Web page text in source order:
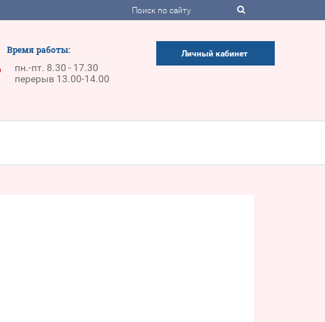
Время работы:
пн.-пт. 8.30 - 17.30
перерыв 13.00-14.00
Личный кабинет